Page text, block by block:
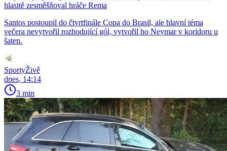
hlasitě zesměšňoval hráče Rema
Santos postoupil do čtvrtfinále Copa do Brasil, ale hlavní téma
večera nevytvořil rozhodující gól, vytvořil ho Neymar v koridoru u
šaten.
SportyŽivě
dnes, 14:14
3 min